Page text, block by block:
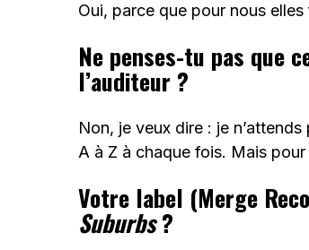
Oui, parce que pour nous
Ne penses-tu pas que
l’auditeur ?
Non, je veux dire : je
A à Z à chaque fois. Mais
Votre label (Merge
Suburbs?